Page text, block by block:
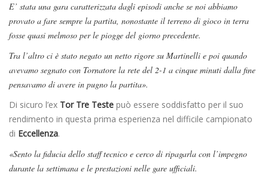
E’ stata una gara caratterizzata dagli episodi anche se noi abbiamo
provato a fare sempre la partita, nonostante il terreno di gioco in terra
fosse quasi melmoso per le piogge del giorno precedente.
Tra l’altro ci è stato negato un netto rigore su Martinelli e poi quando
avevamo segnato con Tornatore la rete del 2-1 a cinque minuti dalla fine
pensavamo di avere in pugno la partita».
Di sicuro l’ex Tor Tre Teste può essere soddisfatto per il suo
rendimento in questa prima esperienza nel difficile campionato
di Eccellenza.
«Sento la fiducia dello staff tecnico e cerco di ripagarla con l’impegno
durante la settimana e le prestazioni nelle gare ufficiali.